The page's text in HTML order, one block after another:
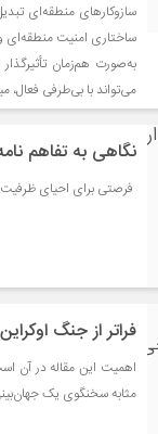
سازوکارهای منطقه‌ای
ساختاری امنیت منطقه‌ای
به‌صورت هم‌زمان
می‌تواند با بی‌طرفی فعال،
نگاهی به تفاهم
فرصتی برای احیای ظرفیت
فراتر از جنگ
اهمیت این مقاله در آن
مثابه سخنگوی یک